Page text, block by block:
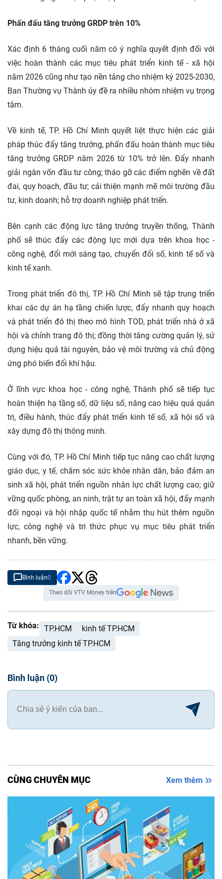
Phấn đấu tăng trưởng GRDP trên 10%
Xác định 6 tháng cuối năm có ý nghĩa quyết định đối với
việc hoàn thành các mục tiêu phát triển kinh tế - xã hội
năm 2026 cũng như tạo nền tảng cho nhiệm kỳ 2025-2030,
Ban Thường vụ Thành ủy đề ra nhiều nhóm nhiệm vụ trọng
tâm.
Về kinh tế, TP. Hồ Chí Minh quyết liệt thực hiện các giải
pháp thúc đẩy tăng trưởng, phấn đấu hoàn thành mục tiêu
tăng trưởng GRDP năm 2026 từ 10% trở lên. Đẩy nhanh
giải ngân vốn đầu tư công; tháo gỡ các điểm nghẽn về đất
đai, quy hoạch, đầu tư; cải thiện mạnh mẽ môi trường đầu
tư, kinh doanh; hỗ trợ doanh nghiệp phát triển.
Bên cạnh các động lực tăng trưởng truyền thống, Thành
phố sẽ thúc đẩy các động lực mới dựa trên khoa học -
công nghệ, đổi mới sáng tạo, chuyển đổi số, kinh tế số và
kinh tế xanh.
Trong phát triển đô thị, TP. Hồ Chí Minh sẽ tập trung triển
khai các dự án hạ tầng chiến lược, đẩy nhanh quy hoạch
và phát triển đô thị theo mô hình TOD, phát triển nhà ở xã
hội và chỉnh trang đô thị; đồng thời tăng cường quản lý, sử
dụng hiệu quả tài nguyên, bảo vệ môi trường và chủ động
ứng phó biến đổi khí hậu.
Ở lĩnh vực khoa học - công nghệ, Thành phố sẽ tiếp tục
hoàn thiện hạ tầng số, dữ liệu số, nâng cao hiệu quả quản
trị, điều hành, thúc đẩy phát triển kinh tế số, xã hội số và
xây dựng đô thị thông minh.
Cùng với đó, TP. Hồ Chí Minh tiếp tục nâng cao chất lượng
giáo dục, y tế, chăm sóc sức khỏe nhân dân, bảo đảm an
sinh xã hội, phát triển nguồn nhân lực chất lượng cao; giữ
vững quốc phòng, an ninh, trật tự an toàn xã hội, đẩy mạnh
đối ngoại và hội nhập quốc tế nhằm thu hút thêm nguồn
lực, công nghệ và tri thức phục vụ mục tiêu phát triển
nhanh, bền vững.
Bình luận0
Theo dõi VTV Money trên
Từ khóa: TP.HCM
kinh tế TP.HCM
Tăng trưởng kinh tế TP.HCM
Bình luận (0)
CÙNG CHUYÊN MỤC Xem thêm